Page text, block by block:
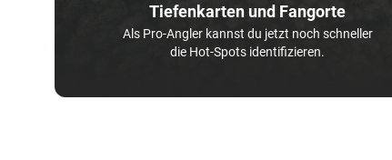
Tiefenkarten und Fangorte
Als Pro-Angler kannst du jetzt noch schneller
die Hot-Spots identifizieren.